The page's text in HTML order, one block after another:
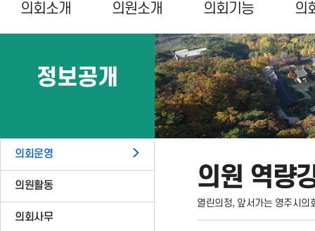
의회소개 의원소개 의회기능 의
정보공개
의회운영
의원활동
의회사무
의원 역량
열린의정, 앞서가는 영주시의